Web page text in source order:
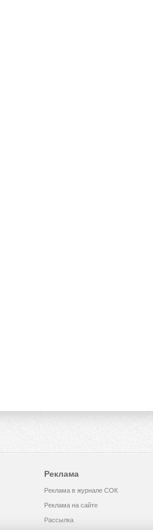
Реклама
Реклама в журнале СОК
Реклама на сайте
Рассылка